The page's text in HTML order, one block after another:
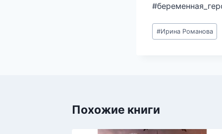
Метки
записи:
#Ирина Романова
Похожие книги